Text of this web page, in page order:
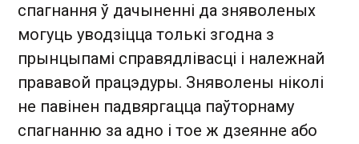
спагнання ў дачыненні да зняволеных
могуць уводзіцца толькі згодна з
прынцыпамі справядлівасці і належнай
прававой працэдуры. Зняволены ніколі
не павінен падвяргацца паўторнаму
спагнанню за адно і тое ж дзеянне або